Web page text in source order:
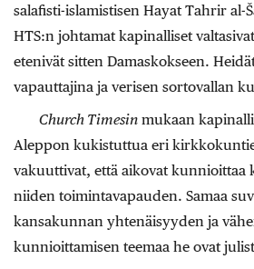
salafisti-islamistisen Hayat Tahrir al-
HTS:n johtamat kapinalliset
etenivät sitten Damaskokseen.
vapauttajina ja verisen sortovallan
Church Timesin mukaan
Aleppon kukistuttua eri
vakuuttivat, että aikovat kunnioittaa
niiden toimintavapauden. Samaa
kansakunnan yhtenäisyyden ja
kunnioittamisen teemaa he ovat